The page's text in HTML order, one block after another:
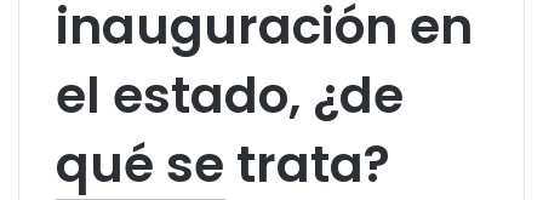
inauguración en
el estado, ¿de
qué se trata?